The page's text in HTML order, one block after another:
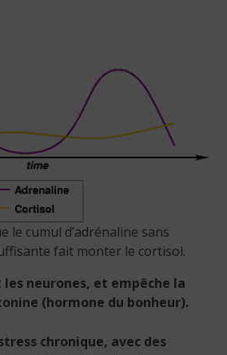
le cumul d’adrénaline sans
fait monter le cortisol.
neurones, et empêche la
(hormone du bonheur).
chronique, avec des